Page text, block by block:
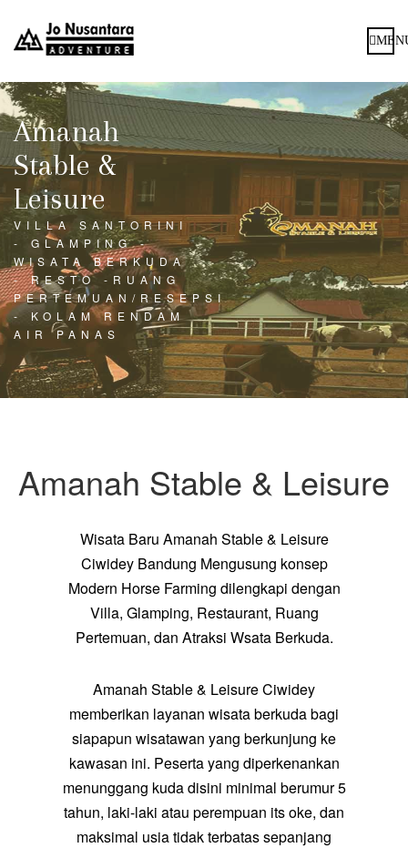
Amanah
Stable &
Leisure
VILLA SANTORINI
- GLAMPING -
WISATA BERKUDA
- RESTO -RUANG
PERTEMUAN/RESEPSI
- KOLAM RENDAM
AIR PANAS
Amanah Stable & Leisure
Wisata Baru Amanah Stable & Leisure
CiwideyBandung Mengusung konsep
Modern Horse Farming dilengkapi dengan
Villa, Glamping, Restaurant, Ruang
Pertemuan, dan Atraksi Wsata Berkuda.
Amanah Stable & Leisure Ciwidey
memberikan layanan wisata berkuda bagi
siapapun wisatawan yang berkunjung ke
kawasan ini. Peserta yang diperkenankan
menunggang kuda disini minimal berumur 5
tahun, laki-laki atau perempuan its oke, dan
maksimal usia tidak terbatas sepanjang